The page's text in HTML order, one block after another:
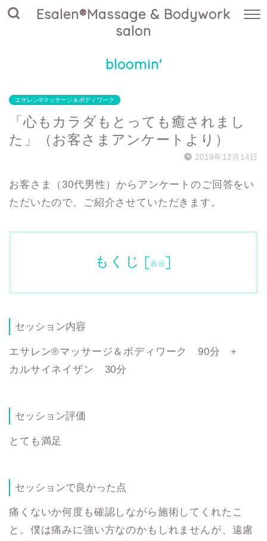
Esalen®Massage & Bodywork
salon
bloomin'
エサレン®マッサージ＆ボディワーク
「心もカラダもとっても癒されまし
た」（お客さまアンケートより）
2019年12月14日
お客さま（30代男性）からアンケートのご回答をい
ただいたので、ご紹介させていただきます。
もくじ [表示]
セッション内容
エサレン®マッサージ＆ボディワーク 90分 +
カルサイネイザン 30分
セッション評価
とても満足
セッションで良かった点
痛くないか何度も確認しながら施術してくれたこ
と。僕は痛みに強い方なのかもしれませんが、遠慮